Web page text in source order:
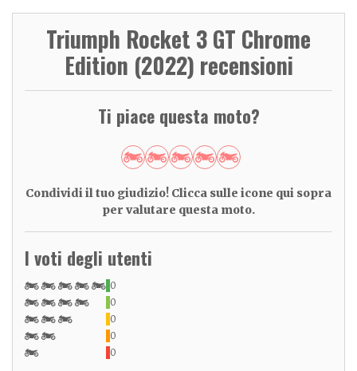
Triumph Rocket 3 GT Chrome
Edition (2022) recensioni
Ti piace questa moto?
Condividi il tuo giudizio! Clicca sulle icone qui sopra
per valutare questa moto.
I voti degli utenti
0
0
0
0
0